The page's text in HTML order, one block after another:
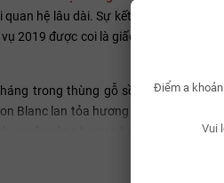
Điểm a
Vui
hệ lâu dài. Sự kết hợp của
2019 được coi là giấc mơ của
trong thùng gỗ sồi Pháp. Phần
Blanc lan tỏa hương thơm trái
quyện cùng hương hoa kim ngân